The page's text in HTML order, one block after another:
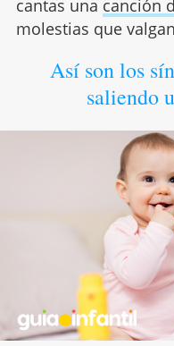
cantas una canción
molestias que
Así son los
saliendo